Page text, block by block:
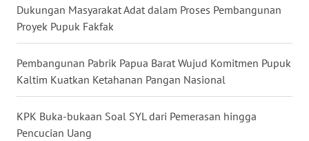
Dukungan Masyarakat Adat dalam Proses Pembangunan
Proyek Pupuk Fakfak
Pembangunan Pabrik Papua Barat Wujud Komitmen Pupuk
Kaltim Kuatkan Ketahanan Pangan Nasional
KPK Buka-bukaan Soal SYL dari Pemerasan hingga
Pencucian Uang
JATIM
BALI
KALBAR